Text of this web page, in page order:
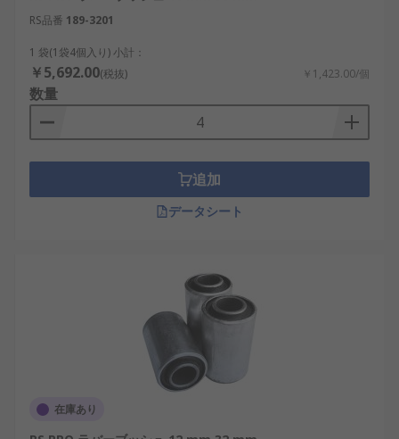
RS品番 189-3201
1 袋(1袋4個入り) 小計：
￥5,692.00(税抜) ￥1,423.00/個
数量
追加
データシート
在庫あり